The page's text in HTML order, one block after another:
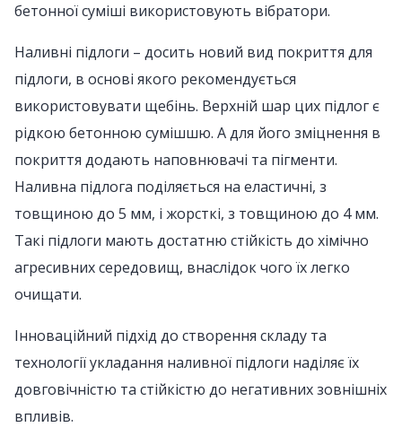
бетонної суміші використовують вібратори.
Наливні підлоги – досить новий вид покриття для
підлоги, в основі якого рекомендується
використовувати щебінь. Верхній шар цих підлог є
рідкою бетонною сумішшю. А для його зміцнення в
покриття додають наповнювачі та пігменти.
Наливна підлога поділяється на еластичні, з
товщиною до 5 мм, і жорсткі, з товщиною до 4 мм.
Такі підлоги мають достатню стійкість до хімічно
агресивних середовищ, внаслідок чого їх легко
очищати.
Інноваційний підхід до створення складу та
технології укладання наливної підлоги наділяє їх
довговічністю та стійкістю до негативних зовнішніх
впливів.